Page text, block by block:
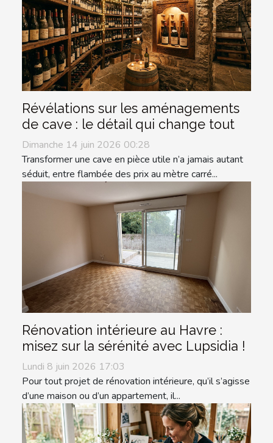
Révélations sur les aménagements
de cave : le détail qui change tout
Dimanche 14 juin 2026 00:28
Transformer une cave en pièce utile n’a jamais autant
séduit, entre flambée des prix au mètre carré...
Rénovation intérieure au Havre :
misez sur la sérénité avec Lupsidia !
Lundi 8 juin 2026 17:03
Pour tout projet de rénovation intérieure, qu’il s’agisse
d’une maison ou d’un appartement, il...